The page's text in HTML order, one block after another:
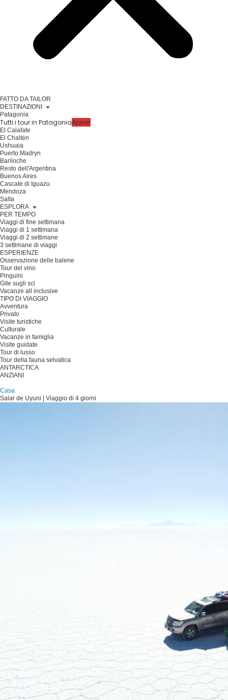
FATTO DA TAILOR
DESTINAZIONI
Patagonia
Tutti i tour in PatagoniaAprire!
El Calafate
El Chaltén
Ushuaia
Puerto Madryn
Bariloche
Resto dell'Argentina
Buenos Aires
Cascate di Iguazu
Mendoza
Salta
ESPLORA
PER TEMPO
Viaggi di fine settimana
Viaggi di 1 settimana
Viaggi di 2 settimane
3 settimane di viaggi
ESPERIENZE
Osservazione delle balene
Tour del vino
Pinguini
Gite sugli sci
Vacanze all inclusive
TIPO DI VIAGGIO
Avventura
Privato
Visite turistiche
Culturale
Vacanze in famiglia
Visite guidate
Tour di lusso
Tour della fauna selvatica
ANTARCTICA
ANZIANI
Casa
Salar de Uyuni | Viaggio di 4 giorni